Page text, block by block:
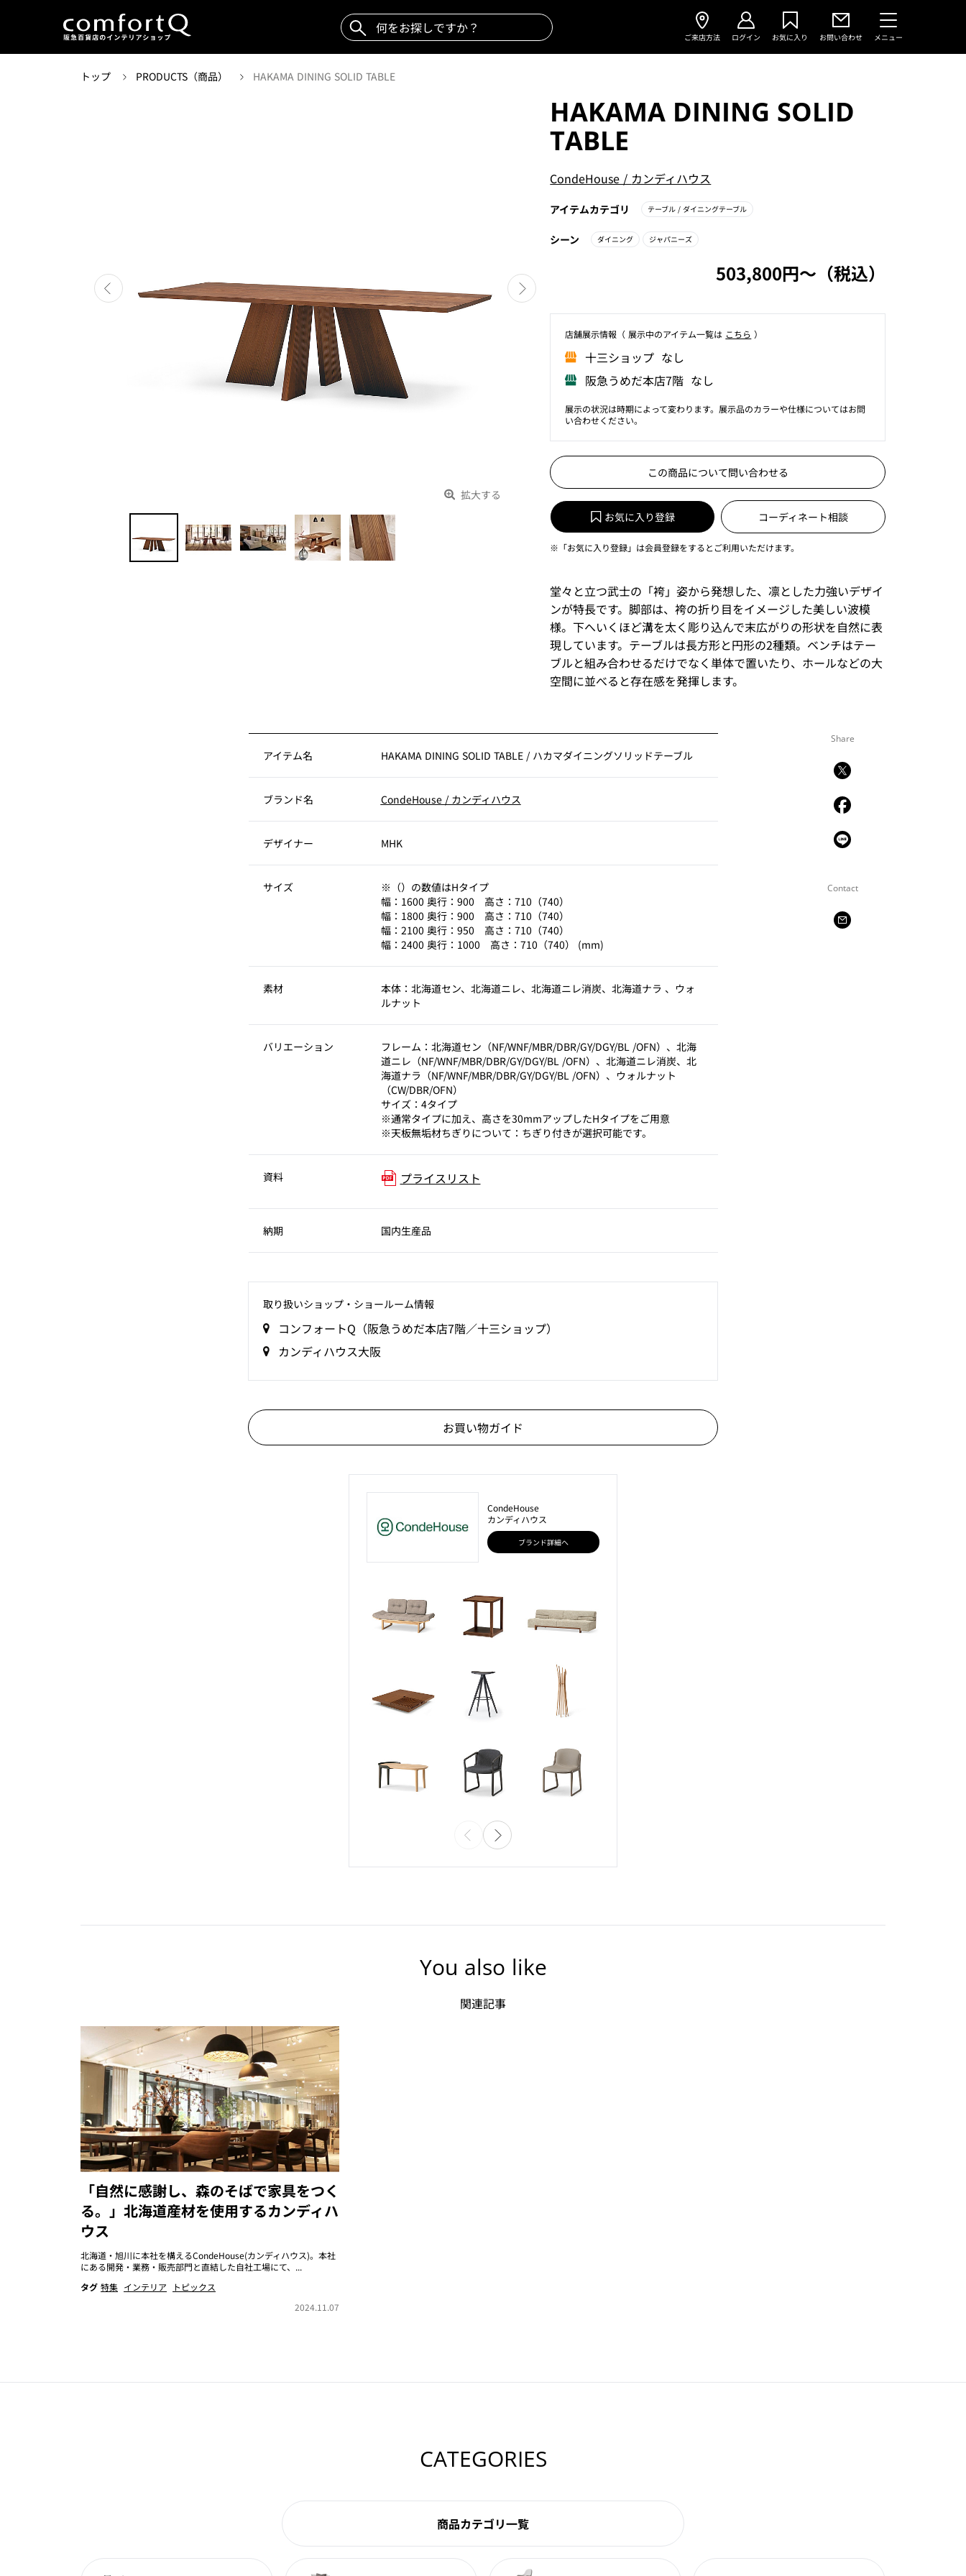
ご来店方法 ログイン お気に入り お問い合わせ メニュー
トップ PRODUCTS（商品） HAKAMA DINING SOLID TABLE
拡大する
HAKAMA DINING SOLID
TABLE
CondeHouse / カンディハウス
アイテムカテゴリ テーブル/ ダイニングテーブル
シーン ダイニング ジャパニーズ
503,800円〜（税込）
店舗展⽰情報（ 展⽰中のアイテム⼀覧は こちら ）
⼗三ショップ なし
阪急うめだ本店7階 なし
展示の状況は時期によって変わります。展示品のカラーや仕様についてはお問
い合わせください。
この商品について問い合わせる
お気に入り登録 コーディネート相談
※「お気に入り登録」は会員登録をするとご利用いただけます。
堂々と立つ武士の「袴」姿から発想した、凛とした力強いデザイ
ンが特長です。脚部は、袴の折り目をイメージした美しい波模
様。下へいくほど溝を太く彫り込んで末広がりの形状を自然に表
現しています。テーブルは長方形と円形の2種類。ベンチはテー
ブルと組み合わせるだけでなく単体で置いたり、ホールなどの大
空間に並べると存在感を発揮します。
Share
Contact
アイテム名 HAKAMA DINING SOLID TABLE / ハカマダイニングソリッドテーブル
ブランド名 CondeHouse / カンディハウス
デザイナー MHK
サイズ
※（）の数値はHタイプ
幅：1600 奥行：900 高さ：710（740）
幅：1800 奥行：900 高さ：710（740）
幅：2100 奥行：950 高さ：710（740）
幅：2400 奥行：1000 高さ：710（740） (mm)
素材
本体：北海道セン、北海道ニレ、北海道ニレ消炭、北海道ナラ 、ウォ
ルナット
バリエーション
フレーム：北海道セン（NF/WNF/MBR/DBR/GY/DGY/BL /OFN）、北海
道ニレ（NF/WNF/MBR/DBR/GY/DGY/BL /OFN）、北海道ニレ消炭、北
海道ナラ（NF/WNF/MBR/DBR/GY/DGY/BL /OFN）、ウォルナット
（CW/DBR/OFN）
サイズ：4タイプ
※通常タイプに加え、高さを30mmアップしたHタイプをご用意
※天板無垢材ちぎりについて：ちぎり付きが選択可能です。
資料 プライスリスト
納期 国内生産品
取り扱いショップ‧ショールーム情報
コンフォートQ（阪急うめだ本店7階／十三ショップ）
カンディハウス大阪
お買い物ガイド
CondeHouse
カンディハウス
ブランド詳細へ
You also like
関連記事
「自然に感謝し、森のそばで家具をつく
る。」北海道産材を使用するカンディハ
ウス
北海道・旭川に本社を構えるCondeHouse(カンディハウス)。本社
にある開発・業務・販売部門と直結した自社工場にて、...
タグ 特集 インテリア
トピックス
2024.11.07
CATEGORIES
商品カテゴリ一覧